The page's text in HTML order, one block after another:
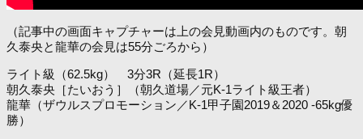
（記事中の画面キャプチャーは上の会見動画内のものです。朝
久泰央と龍華の会見は55分ごろから）
ライト級（62.5kg） 3分3R（延長1R）
朝久泰央［たいおう］（朝久道場／元K-1ライト級王者）
龍華（ザウルスプロモーション／K-1甲子園2019＆2020 -65kg優
勝）